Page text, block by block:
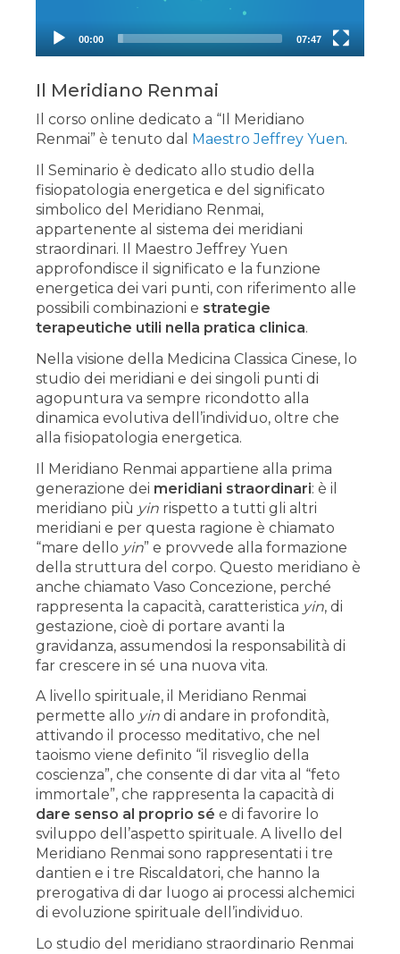
00:00 07:47
Il Meridiano Renmai
Il corso online dedicato a “Il Meridiano
Renmai” è tenuto dal
Maestro Jeffrey Yuen.
Il Seminario è dedicato allo studio della
fisiopatologia energetica e del significato
simbolico del Meridiano Renmai,
appartenente al sistema dei meridiani
straordinari. Il Maestro Jeffrey Yuen
approfondisce il significato e la funzione
energetica dei vari punti, con riferimento alle
possibili combinazioni e strategie
terapeutiche utili nella pratica clinica.
Nella visione della Medicina Classica Cinese, lo
studio dei meridiani e dei singoli punti di
agopuntura va sempre ricondotto alla
dinamica evolutiva dell’individuo, oltre che
alla fisiopatologia energetica.
Il Meridiano Renmai appartiene alla prima
generazione dei meridiani straordinari: è il
meridiano più yin rispetto a tutti gli altri
meridiani e per questa ragione è chiamato
“mare dello yin” e provvede alla formazione
della struttura del corpo. Questo meridiano è
anche chiamato Vaso Concezione, perché
rappresenta la capacità, caratteristica yin, di
gestazione, cioè di portare avanti la
gravidanza, assumendosi la responsabilità di
far crescere in sé una nuova vita.
A livello spirituale, il Meridiano Renmai
permette allo yin di andare in profondità,
attivando il processo meditativo, che nel
taoismo viene definito “il risveglio della
coscienza”, che consente di dar vita al “feto
immortale”, che rappresenta la capacità di
dare senso al proprio sé e di favorire lo
sviluppo dell’aspetto spirituale. A livello del
Meridiano Renmai sono rappresentati i tre
dantien e i tre Riscaldatori, che hanno la
prerogativa di dar luogo ai processi alchemici
di evoluzione spirituale dell’individuo.
Lo studio del meridiano straordinario Renmai